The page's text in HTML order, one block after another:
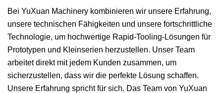
Bei YuXuan Machinery kombinieren wir unsere Erfahrung,
unsere technischen Fähigkeiten und unsere fortschrittliche
Technologie, um hochwertige Rapid-Tooling-Lösungen für
Prototypen und Kleinserien herzustellen. Unser Team
arbeitet direkt mit jedem Kunden zusammen, um
sicherzustellen, dass wir die perfekte Lösung schaffen.
Unsere Erfahrung spricht für sich. Das Team von YuXuan